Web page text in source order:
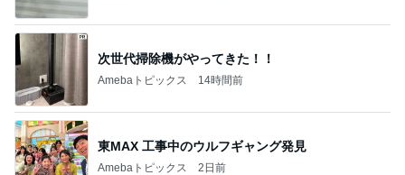
次世代掃除機がやってきた！！
Amebaトピックス 14時間前
東MAX 工事中のウルフギャング発見
Amebaトピックス 2日前